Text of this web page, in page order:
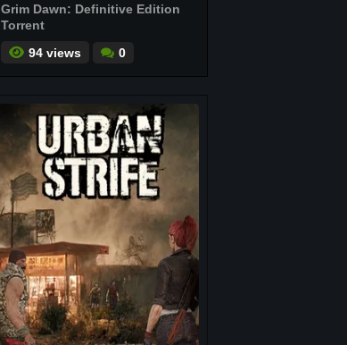
Grim Dawn: Definitive Edition
Torrent
94 views
0